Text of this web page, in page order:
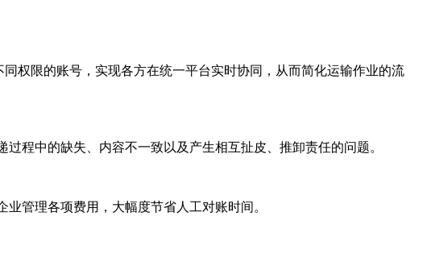
权限的账号，实现各方在统一平台实时协同，从而简化运输作业的流
程中的缺失、内容不一致以及产生相互扯皮、推卸责任的问题。
管理各项费用，大幅度节省人工对账时间。